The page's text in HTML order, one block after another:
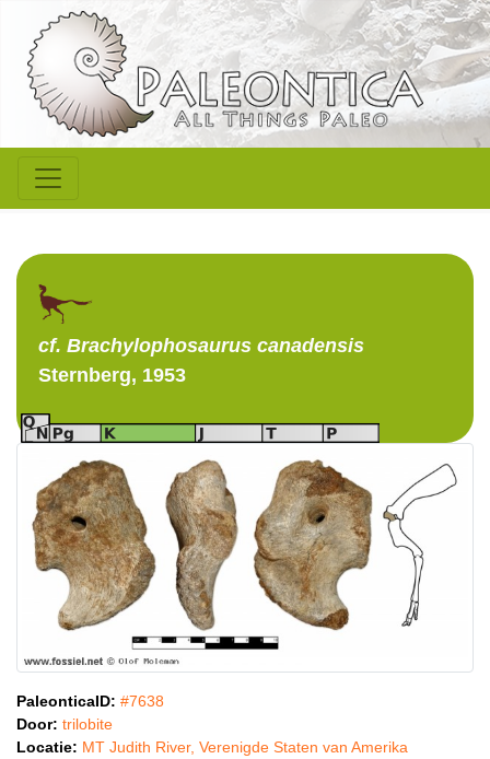
cf. Brachylophosaurus canadensis
Sternberg, 1953
PaleonticaID: #7638
Door: trilobite
Locatie: MT Judith River, Verenigde Staten van Amerika